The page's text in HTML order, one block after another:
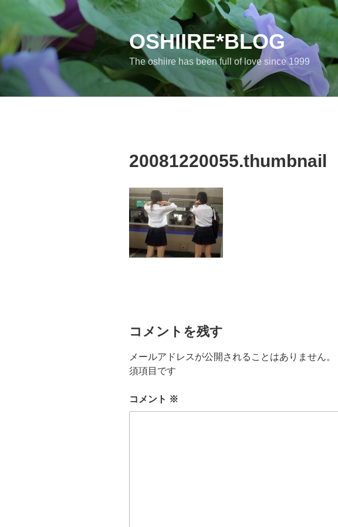
ツ
OSHIIRE*BLOG
The oshiire has been full of love since 1999
20081220055.thumbnail
コメントを残す
メールアドレスが公開されることはありません。
須項目です
コメント ※